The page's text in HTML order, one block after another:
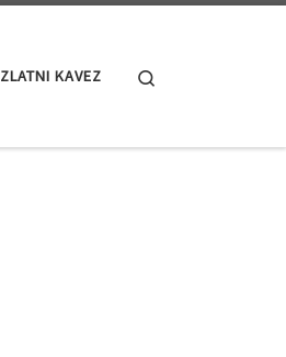
ZLATNI KAVEZ